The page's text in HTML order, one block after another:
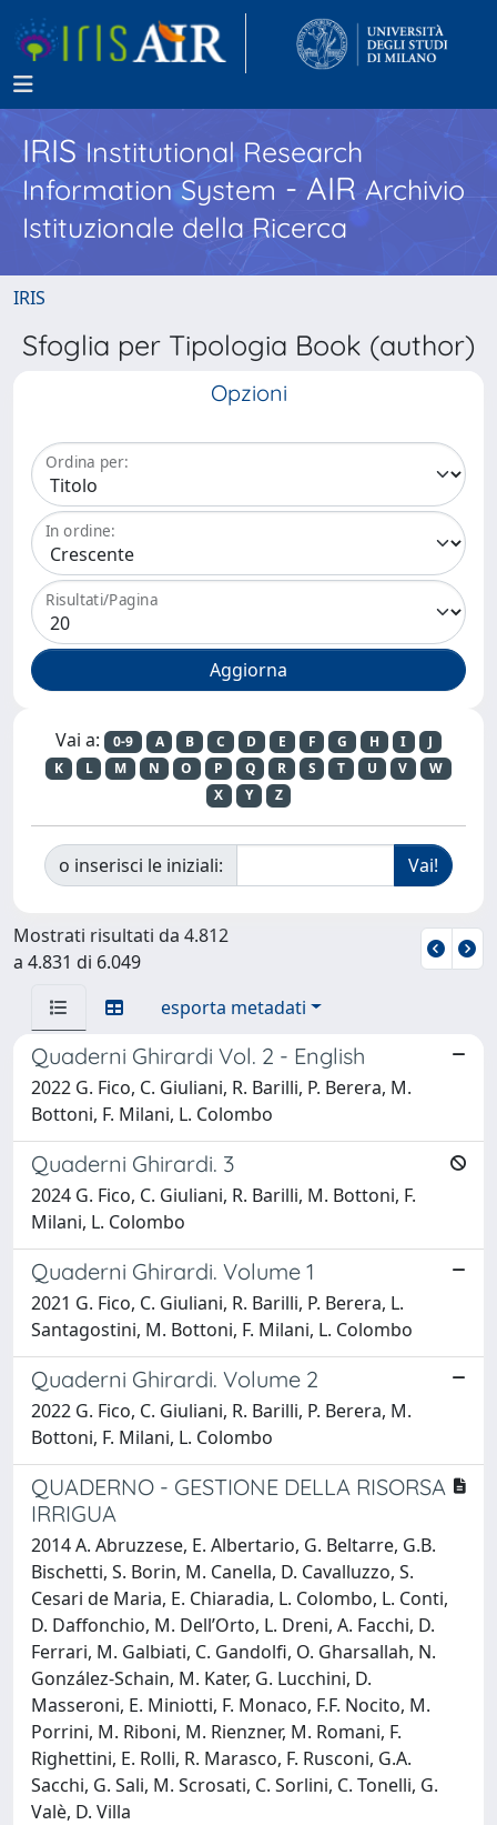
IRISInstitutional Research
Information System - AIR Archivio
Istituzionale della Ricerca
IRIS
Sfoglia per Tipologia Book (author)
Opzioni
Ordina per:
In ordine:
Risultati/Pagina
Vai a: 0-9 A B C D E F G H I
J
K
L M N O P Q R S T U V
W
X
Y Z
o inserisci le iniziali:
Mostrati risultati da 4.812
a 4.831 di 6.049
esporta metadati
Quaderni Ghirardi Vol. 2 - English
2022 G. Fico, C. Giuliani, R. Barilli, P. Berera, M.
Bottoni, F. Milani, L. Colombo
Quaderni Ghirardi. 3
2024 G. Fico, C. Giuliani, R. Barilli, M. Bottoni, F.
Milani, L. Colombo
Quaderni Ghirardi. Volume 1
2021 G. Fico, C. Giuliani, R. Barilli, P. Berera, L.
Santagostini, M. Bottoni, F. Milani, L. Colombo
Quaderni Ghirardi. Volume 2
2022 G. Fico, C. Giuliani, R. Barilli, P. Berera, M.
Bottoni, F. Milani, L. Colombo
QUADERNO - GESTIONE DELLA RISORSA
IRRIGUA
2014 A. Abruzzese, E. Albertario, G. Beltarre, G.B.
Bischetti, S. Borin, M. Canella, D. Cavalluzzo, S.
Cesari de Maria, E. Chiaradia, L. Colombo, L. Conti,
D. Daffonchio, M. Dell’Orto, L. Dreni, A. Facchi, D.
Ferrari, M. Galbiati, C. Gandolfi, O. Gharsallah, N.
González-Schain, M. Kater, G. Lucchini, D.
Masseroni, E. Miniotti, F. Monaco, F.F. Nocito, M.
Porrini, M. Riboni, M. Rienzner, M. Romani, F.
Righettini, E. Rolli, R. Marasco, F. Rusconi, G.A.
Sacchi, G. Sali, M. Scrosati, C. Sorlini, C. Tonelli, G.
Valè, D. Villa